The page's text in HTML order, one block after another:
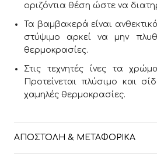
οριζόντια θέση ώστε να
Τα βαμβακερά είναι
στύψιμο αρκεί να μην
θερμοκρασίες.
Στις τεχνητές ίνες τα
Προτείνεται πλύσιμο και
χαμηλές θερμοκρασίες.
ΑΠΟΣΤΟΛΉ & ΜΕΤΑΦΟΡΙΚΆ